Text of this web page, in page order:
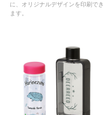
に、オリジナルデザインを印刷でき
ます。